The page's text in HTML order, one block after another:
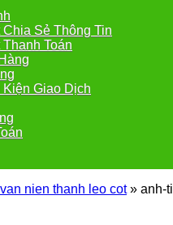
Sẻ Thông Tin
Toán
Giao Dịch
nien thanh leo cot» anh-